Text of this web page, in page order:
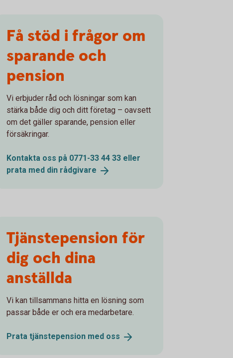
Få stöd i frågor om
sparande och
pension
Vi erbjuder råd och lösningar som kan
stärka både dig och ditt företag – oavsett
om det gäller sparande, pension eller
försäkringar.
Kontakta oss på 0771-33 44 33 eller
prata med din rådgivare
Tjänstepension för
dig och dina
anställda
Vi kan tillsammans hitta en lösning som
passar både er och era medarbetare.
Prata tjänstepension med oss